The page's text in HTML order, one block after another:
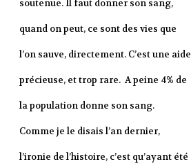
soutenue. Il faut donner son sang,
quand on peut, ce sont des vies que
l’on sauve, directement. C’est une aide
précieuse, et trop rare. A peine 4% de
la population donne son sang.
Comme je le disais l’an dernier,
l’ironie de l’histoire, c’est qu’ayant été